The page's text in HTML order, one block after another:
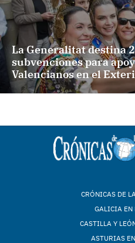
La Generalitat destina
subvenciones para
Valencianos en el
CRÓNICAS DE
GALICIA EN
CASTILLA Y
ASTURIAS